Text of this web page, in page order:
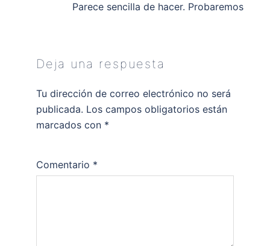
Parece sencilla de hacer. Probaremos
Deja una respuesta
Tu dirección de correo electrónico no será
publicada. Los campos obligatorios están
marcados con *
Comentario *